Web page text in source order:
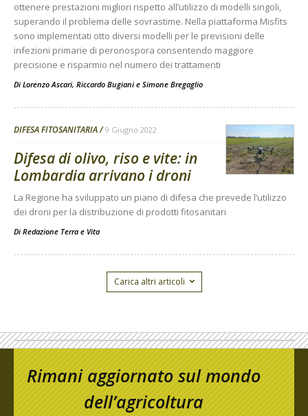
ottenere prestazioni migliori rispetto all’utilizzo di modelli singoli,
superando il problema delle sovrastime. Nella piattaforma Misfits
sono implementati otto diversi modelli per le previsioni delle
infezioni primarie di peronospora consentendo maggiore
precisione e risparmio nel numero dei trattamenti
Di Lorenzo Ascari, Riccardo Bugiani e Simone Bregaglio
DIFESA FITOSANITARIA 9 Giugno 2022
Difesa di olivo, riso e vite: in
Lombardia arrivano i droni
La Regione ha sviluppato un piano di difesa che prevede l’utilizzo
dei droni per la distribuzione di prodotti fitosanitari
Di Redazione Terra e Vita
Carica altri articoli
Rimani aggiornato sul mondo
dell’agricoltura